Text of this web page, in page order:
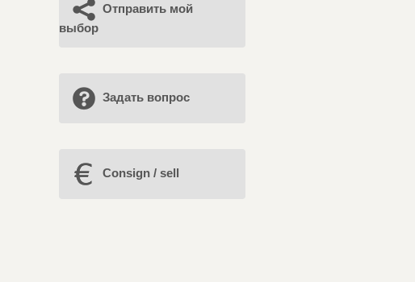
Отправить мой
выбор
Задать вопрос
Consign / sell